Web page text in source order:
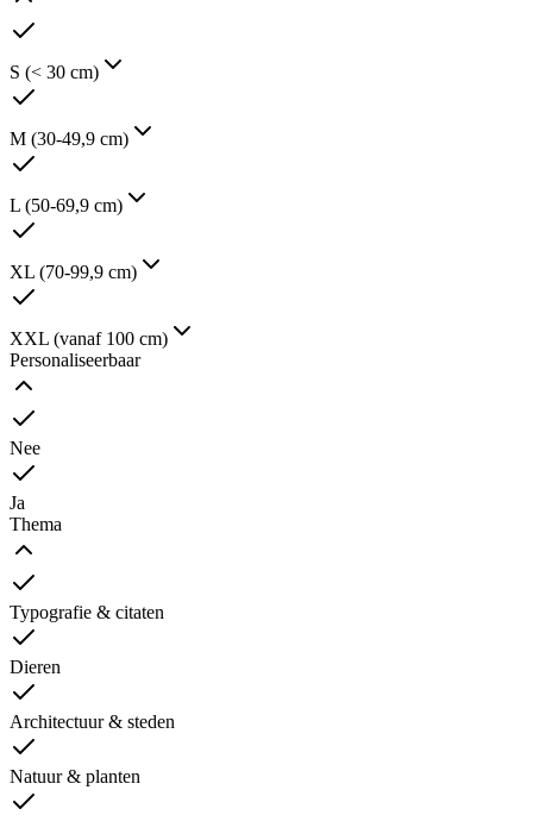
S (< 30 cm)
M (30-49,9 cm)
L (50-69,9 cm)
XL (70-99,9 cm)
XXL (vanaf 100 cm)
Personaliseerbaar
Nee
Ja
Thema
Typografie & citaten
Dieren
Architectuur & steden
Natuur & planten